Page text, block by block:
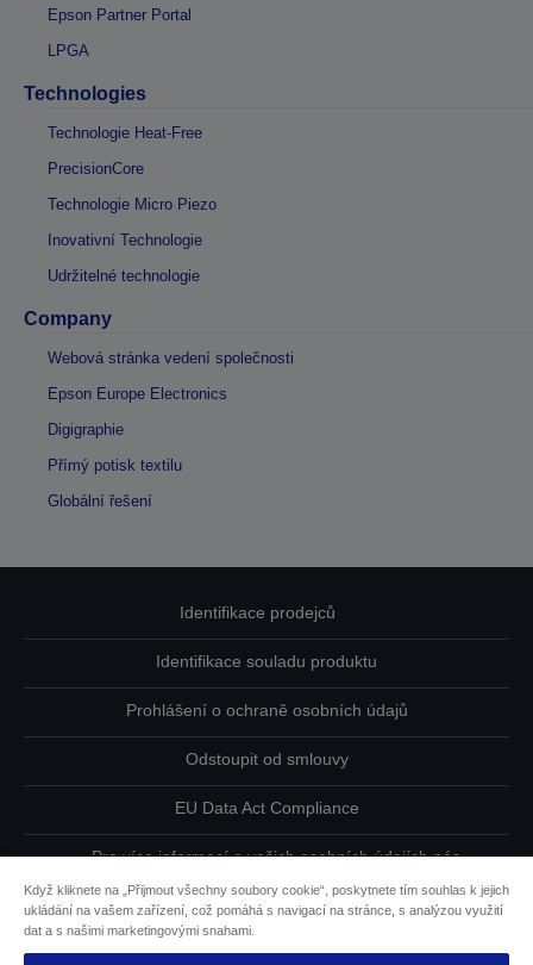
Epson Partner Portal
LPGA
Technologies
Technologie Heat-Free
PrecisionCore
Technologie Micro Piezo
Inovativní Technologie
Udržitelné technologie
Company
Webová stránka vedení společnosti
Epson Europe Electronics
Digigraphie
Přímý potisk textilu
Globální řešení
Identifikace prodejců
Identifikace souladu produktu
Prohlášení o ochraně osobních údajů
Odstoupit od smlouvy
EU Data Act Compliance
Pro více informací o vašich osobních údajích nás
Informace o souborech cookie
Když kliknete na „Přijmout všechny soubory cookie“, poskytnete tím souhlas k jejich
ukládání na vašem zařízení, což pomáhá s navigací na stránce, s analýzou využití
dat a s našimi marketingovými snahami.